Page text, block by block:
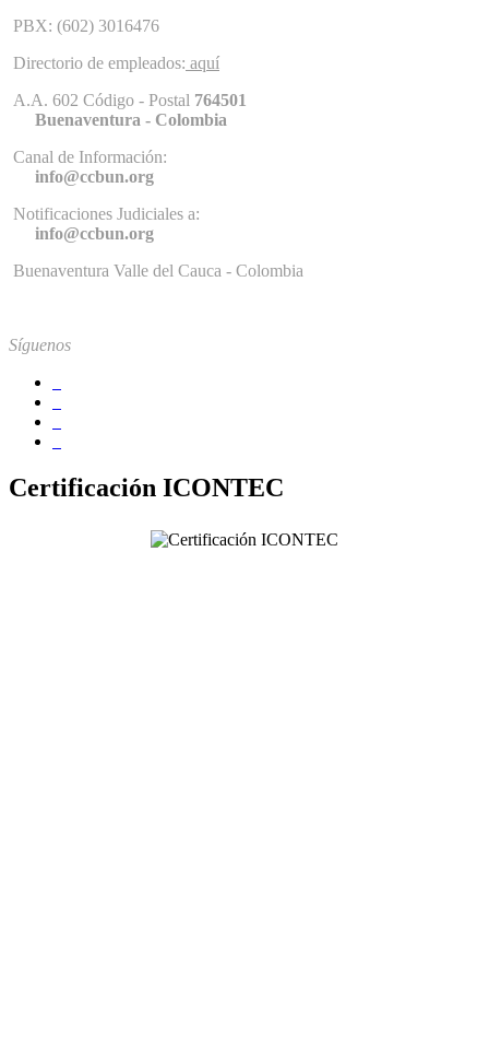
PBX: (602) 3016476
Directorio de empleados: aquí
A.A. 602 Código - Postal 764501
Buenaventura - Colombia
Canal de Información:
info@ccbun.org
Notificaciones Judiciales a:
info@ccbun.org
Buenaventura Valle del Cauca - Colombia
Síguenos
Certificación ICONTEC